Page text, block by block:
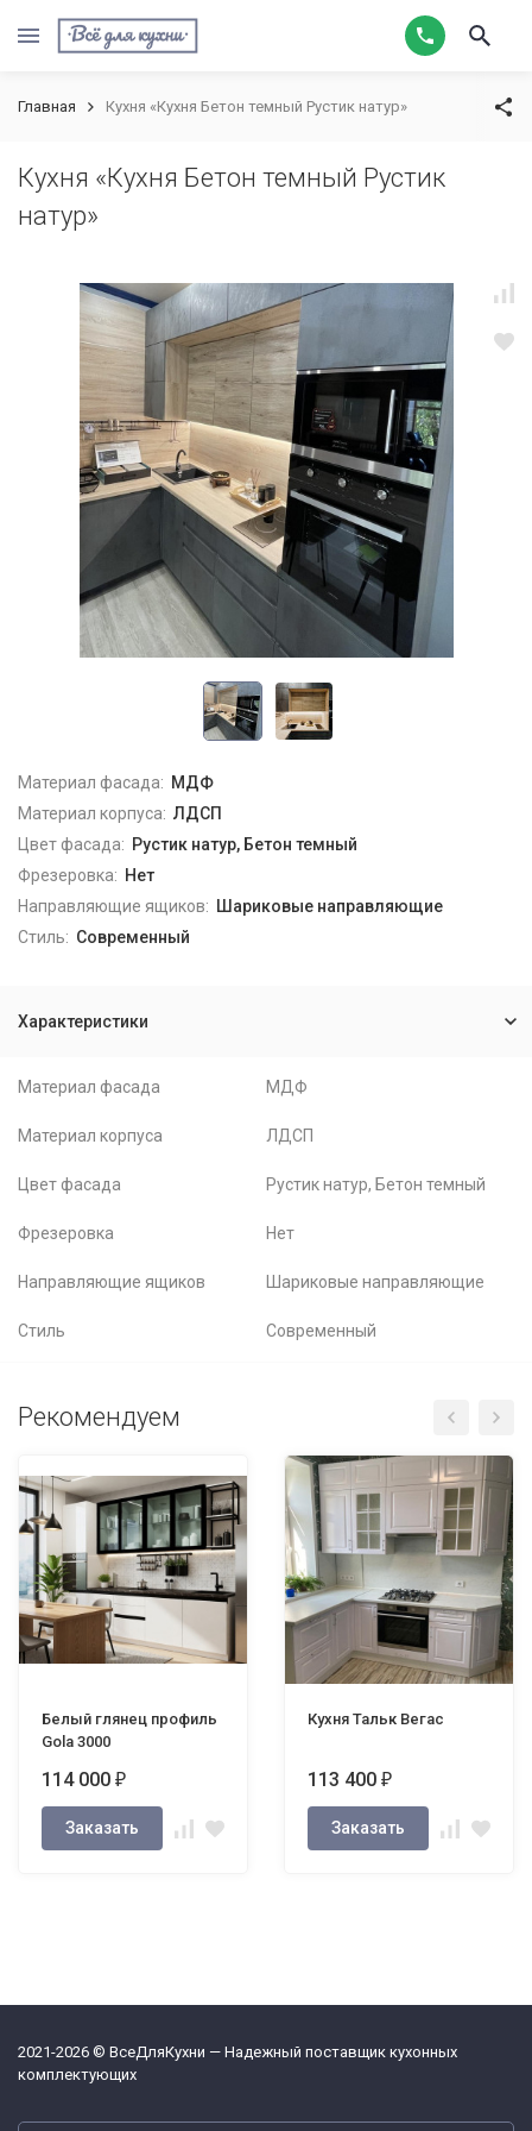
Главная Кухня «Кухня Бетон темный Рустик натур»
Кухня «Кухня Бетон темный Рустик
натур»
Материал фасада: МДФ
Материал корпуса: ЛДСП
Цвет фасада: Рустик натур, Бетон темный
Фрезеровка: Нет
Направляющие ящиков: Шариковые направляющие
Стиль: Современный
Характеристики
Материал фасада МДФ
Материал корпуса ЛДСП
Цвет фасада Рустик натур, Бетон темный
Фрезеровка Нет
Направляющие ящиков Шариковые направляющие
Стиль Современный
Рекомендуем
Белый глянец профиль
Gola 3000
114 000 ₽
Заказать
Кухня Тальк Вегас
113 400 ₽
Заказать
2021-2026 © ВсеДляКухни — Надежный поставщик кухонных
комплектующих